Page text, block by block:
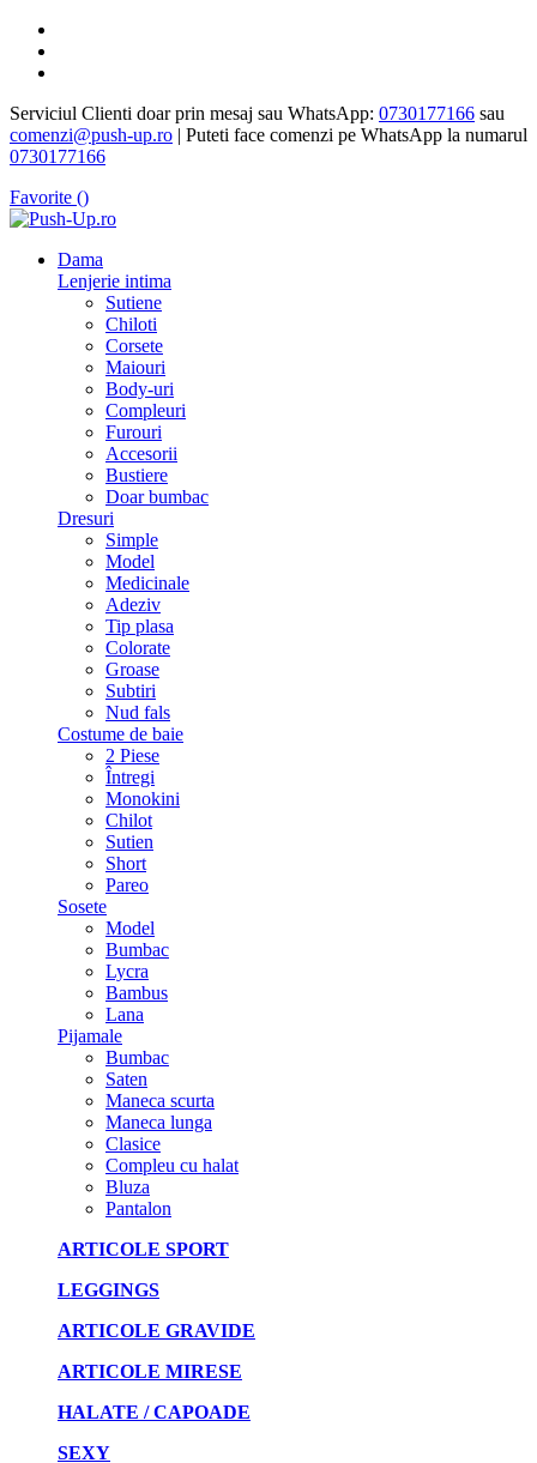
Serviciul Clienti doar prin mesaj sau WhatsApp: 0730177166 sau
comenzi@push-up.ro | Puteti face comenzi pe WhatsApp la numarul
0730177166
Favorite ()
Dama
Lenjerie intima
Sutiene
Chiloti
Corsete
Maiouri
Body-uri
Compleuri
Furouri
Accesorii
Bustiere
Doar bumbac
Dresuri
Simple
Model
Medicinale
Adeziv
Tip plasa
Colorate
Groase
Subtiri
Nud fals
Costume de baie
2 Piese
Întregi
Monokini
Chilot
Sutien
Short
Pareo
Sosete
Model
Bumbac
Lycra
Bambus
Lana
Pijamale
Bumbac
Saten
Maneca scurta
Maneca lunga
Clasice
Compleu cu halat
Bluza
Pantalon
ARTICOLE SPORT
LEGGINGS
ARTICOLE GRAVIDE
ARTICOLE MIRESE
HALATE / CAPOADE
SEXY